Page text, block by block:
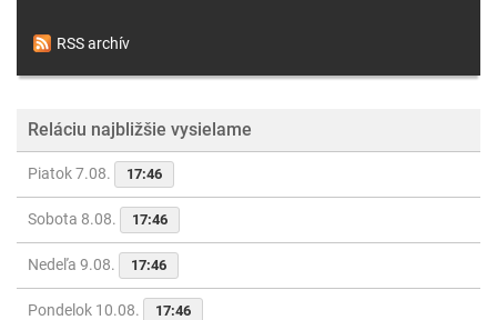
RSS archív
Reláciu najbližšie vysielame
Piatok 7.08. 17:46
Sobota 8.08. 17:46
Nedeľa 9.08. 17:46
Pondelok 10.08. 17:46